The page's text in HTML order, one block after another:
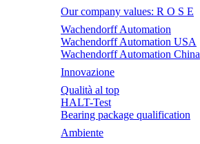
Our company values: R O S E
Wachendorff Automation
Wachendorff Automation USA
Wachendorff Automation China
Innovazione
Qualità al top
HALT-Test
Bearing package qualification
Ambiente